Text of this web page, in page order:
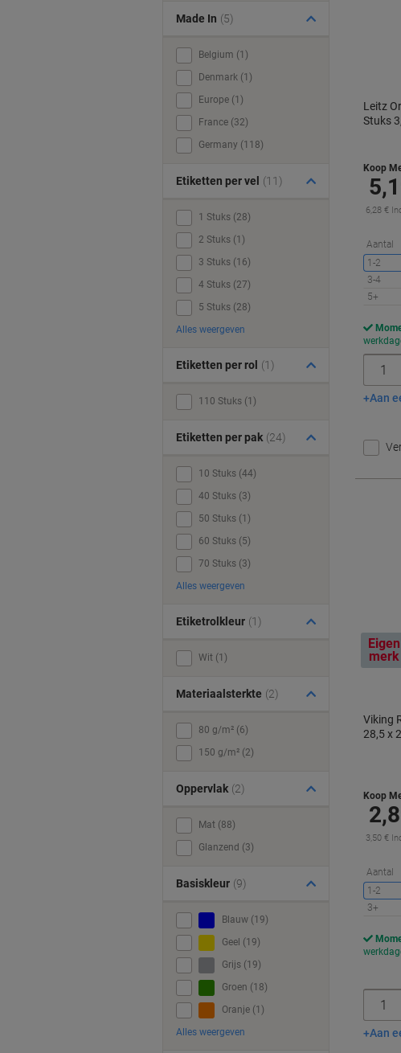
Leitz
Stuks
Koop
6,28 €
Aantal
1-2
3-4
5+
Aan
Eigen
merk
Viking
28,5 x
Koop
3,50 €
Aantal
1-2
3+
Aan
Made In (5)
Belgium (1)
Denmark (1)
Europe (1)
France (32)
Germany (118)
Etiketten per vel (11)
1 Stuks (28)
2 Stuks (1)
3 Stuks (16)
4 Stuks (27)
5 Stuks (28)
Alles weergeven
Etiketten per rol (1)
110 Stuks (1)
Etiketten per pak (24)
10 Stuks (44)
40 Stuks (3)
50 Stuks (1)
60 Stuks (5)
70 Stuks (3)
Alles weergeven
Etiketrolkleur (1)
Wit (1)
Materiaalsterkte (2)
80 g/m² (6)
150 g/m² (2)
Oppervlak (2)
Mat (88)
Glanzend (3)
Basiskleur (9)
Blauw (19)
Geel (19)
Grijs (19)
Groen (18)
Oranje (1)
Alles weergeven